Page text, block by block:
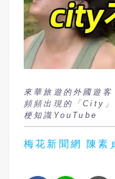
來華旅遊的外國遊
頻頻出現的「City
梗知識YouTube
梅花新聞網 陳素